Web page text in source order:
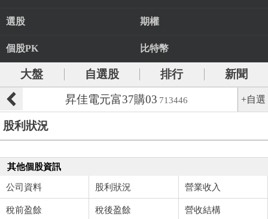
選股 期權
個股PK 比特幣
大盤 自選股 排行
新聞
昇佳電元富37購03 713446 +自選
股利狀況
其他個股資訊
公司資料 股利狀況 營業收入
稅前盈餘 稅後盈餘 營收結構